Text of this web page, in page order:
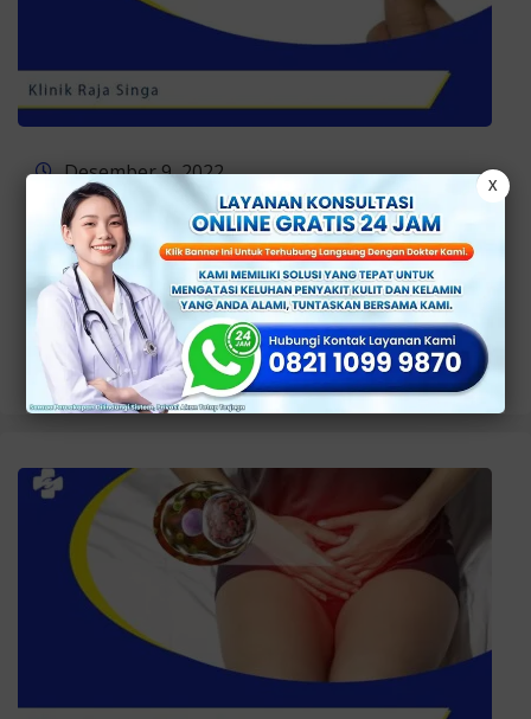
Desember 9, 2022
Penyebab Munculnya
Komplikasi Raja Singa – Klinik
Sentosa
Selengkapnya
X